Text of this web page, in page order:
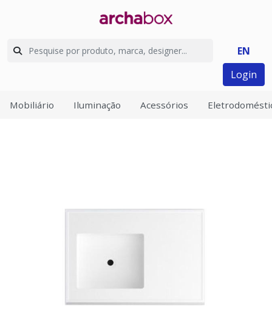
EN
Login
Mobiliário Iluminação Acessórios